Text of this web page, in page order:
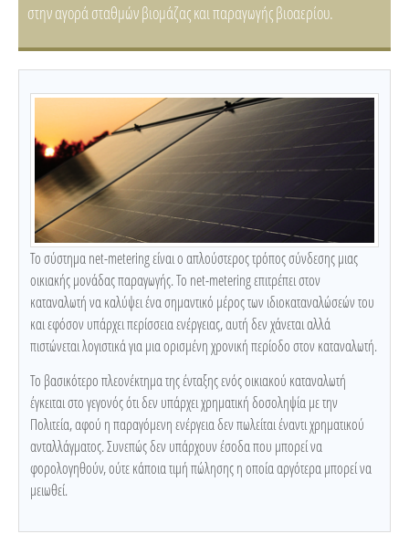
στην αγορά σταθμών βιομάζας και παραγωγής βιοαερίου.
Το σύστημα net-metering είναι ο απλούστερος τρόπος σύνδεσης μιας
οικιακής μονάδας παραγωγής. Το net-metering επιτρέπει στον
καταναλωτή να καλύψει ένα σημαντικό μέρος των ιδιοκαταναλώσεών του
και εφόσον υπάρχει περίσσεια ενέργειας, αυτή δεν χάνεται αλλά
πιστώνεται λογιστικά για μια ορισμένη χρονική περίοδο στον καταναλωτή.
To βασικότερο πλεονέκτημα της ένταξης ενός οικιακού καταναλωτή
έγκειται στο γεγονός ότι δεν υπάρχει χρηματική δοσοληψία με την
Πολιτεία, αφού η παραγόμενη ενέργεια δεν πωλείται έναντι χρηματικού
ανταλλάγματος. Συνεπώς δεν υπάρχουν έσοδα που μπορεί να
φορολογηθούν, ούτε κάποια τιμή πώλησης η οποία αργότερα μπορεί να
μειωθεί.